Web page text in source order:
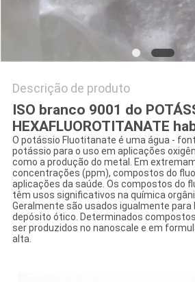
PRIVACIDADE
Descrição de produto
ISO branco 9001 do
HEXAFLUOROTITANATE
O potássio Fluotitanate é uma água -
potássio para o uso em aplicações
como a produção do metal. Em
concentrações (ppm), compostos do
aplicações da saúde. Os compostos do
têm usos significativos na química
Geralmente são usados igualmente para
depósito ótico. Determinados
ser produzidos no nanoscale e em
alta.